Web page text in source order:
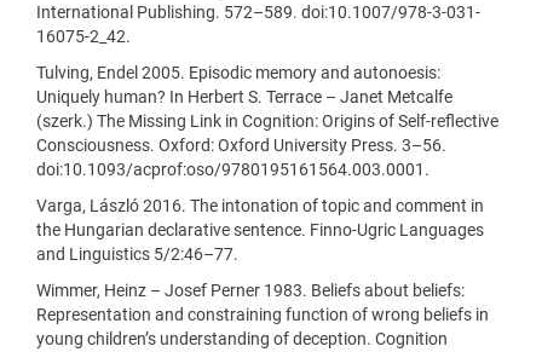
International Publishing. 572–589. doi:10.1007/978-3-031-
16075-2_42.
Tulving, Endel 2005. Episodic memory and autonoesis:
Uniquely human? In Herbert S. Terrace – Janet Metcalfe
(szerk.) The Missing Link in Cognition: Origins of Self-reflective
Consciousness. Oxford: Oxford University Press. 3–56.
doi:10.1093/acprof:oso/9780195161564.003.0001.
Varga, László 2016. The intonation of topic and comment in
the Hungarian declarative sentence. Finno-Ugric Languages
and Linguistics 5/2:46–77.
Wimmer, Heinz – Josef Perner 1983. Beliefs about beliefs:
Representation and constraining function of wrong beliefs in
young children’s understanding of deception. Cognition